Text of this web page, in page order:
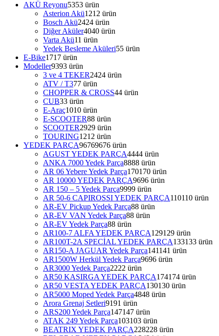
AKÜ Reyonu5353 ürün
Asterion Akü1212 ürün
Bosch Akü2424 ürün
Diğer Aküler4040 ürün
Varta Akü11 ürün
Yedek Besleme Aküleri55 ürün
E-Bike1717 ürün
Modeller9393 ürün
3 ve 4 TEKER2424 ürün
ATV / T377 ürün
CHOPPER & CROSS44 ürün
CUB33 ürün
E-Araç1010 ürün
E-SCOOTER88 ürün
SCOOTER2929 ürün
TOURING1212 ürün
YEDEK PARÇA96769676 ürün
AGUST YEDEK PARÇA4444 ürün
ANKA 7000 Yedek Parça8888 ürün
AR 06 Yebere Yedek Parça170170 ürün
AR 10000 YEDEK PARÇA9696 ürün
AR 150 – 5 Yedek Parça9999 ürün
AR 50-6 CAPIROSSI YEDEK PARÇA110110 ürün
AR-EV Pickup Yedek Parça88 ürün
AR-EV VAN Yedek Parça88 ürün
AR-EV Yedek Parça88 ürün
AR100-7 ALFA YEDEK PARÇA129129 ürün
AR100T-2A SPECİAL YEDEK PARÇA133133 ürün
AR150-A JAGUAR Yedek Parça141141 ürün
AR1500W Herkül Yedek Parça9696 ürün
AR3000 Yedek Parça2222 ürün
AR50 KASIRGA YEDEK PARÇA174174 ürün
AR50 VESTA YEDEK PARÇA130130 ürün
AR5000 Moped Yedek Parça4848 ürün
Arora Grenaj Setleri9191 ürün
ARS200 Yedek Parça147147 ürün
ATAK 249 Yedek Parça103103 ürün
BEATRIX YEDEK PARÇA228228 ürün